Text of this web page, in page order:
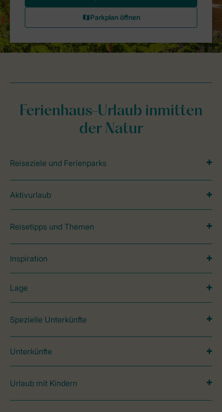
Ferienhaus-Urlaub inmitten
der Natur
Reiseziele und Ferienparks
Aktivurlaub
Reisetipps und Themen
Inspiration
Lage
Spezielle Unterkünfte
Unterkünfte
Urlaub mit Kindern